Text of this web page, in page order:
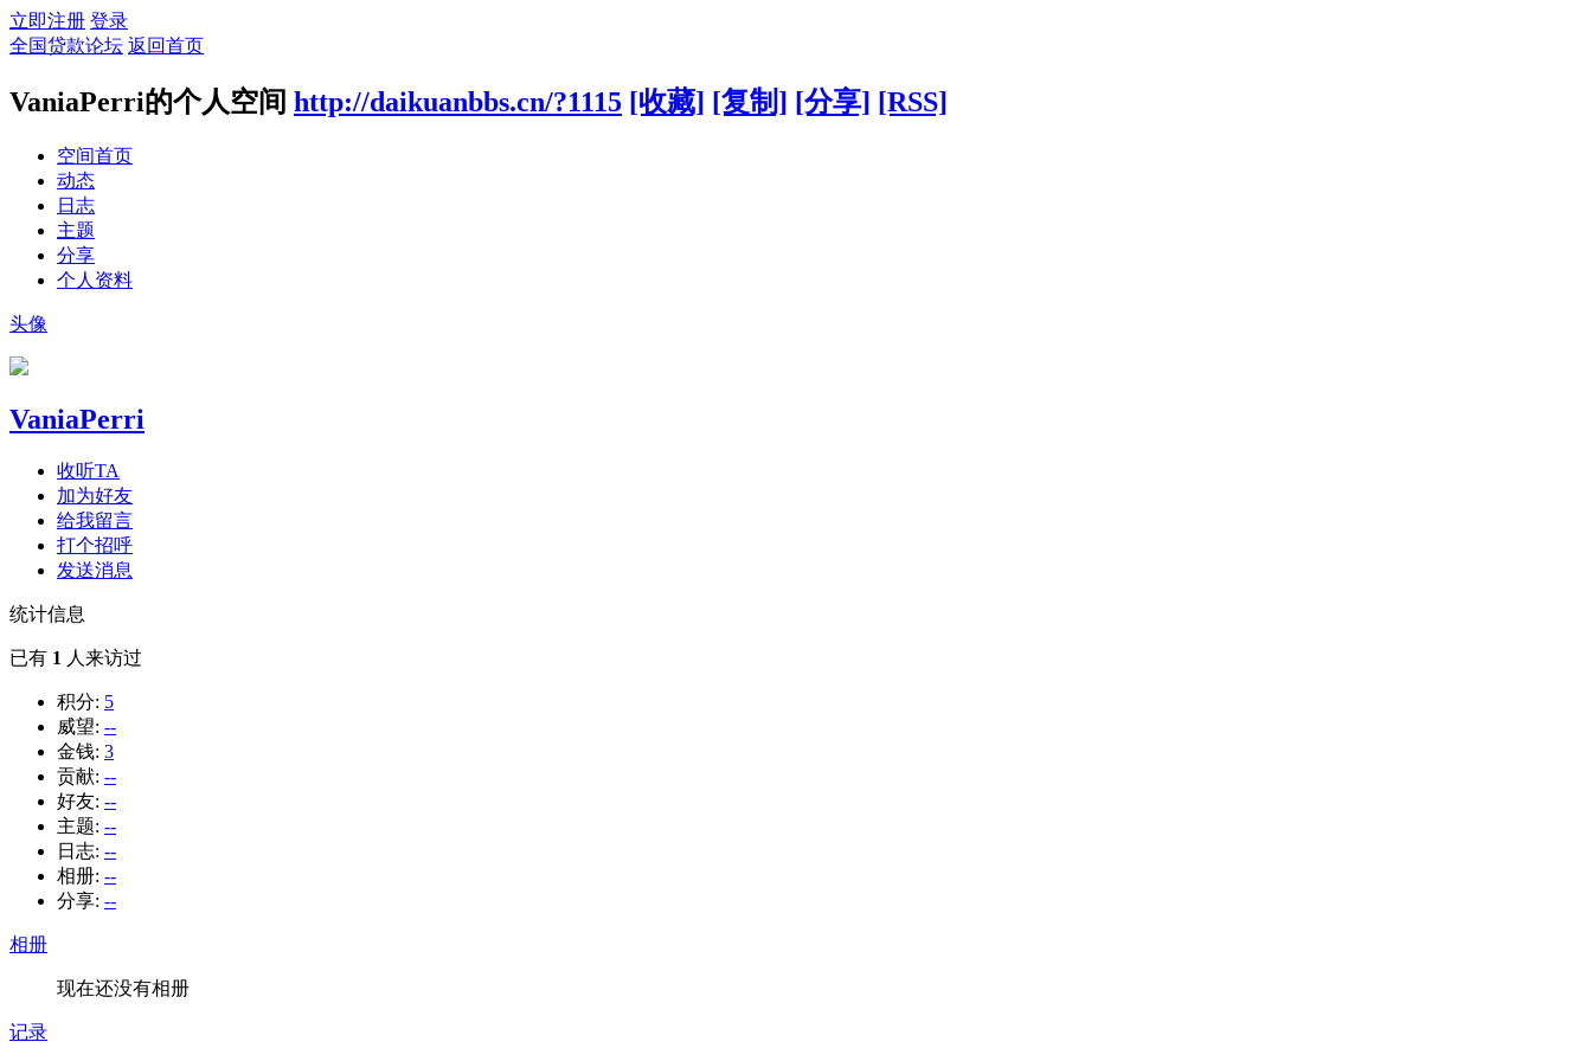
立即注册 登录
全国贷款论坛 返回首页
VaniaPerri的个人空间 http://daikuanbbs.cn/?1115 [收藏] [复制] [分享] [RSS]
空间首页
动态
日志
主题
分享
个人资料
头像
VaniaPerri
收听TA
加为好友
给我留言
打个招呼
发送消息
统计信息
已有 1 人来访过
积分: 5
威望: --
金钱: 3
贡献: --
好友: --
主题: --
日志: --
相册: --
分享: --
相册
现在还没有相册
记录